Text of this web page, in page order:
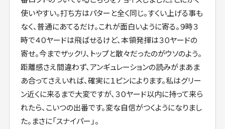
使いやすい。打ち方はパターと全く同じ。すくい上げる事も
なく、普通にあてるだけ。これが面白いように寄る。９時３
時で４０ヤードは飛ばせるけど、本領発揮は３０ヤードの
寄せ。今までザックリ、トップと散々だったのがウソのよう。
距離感さえ間違わず、アンギュレーションの読みがまあま
あ合ってさえいれば、確実に１ピンによります。私はグリー
ン近くに来るまで大変ですが、３０ヤード以内に持って来ら
れたら、こいつの出番です。変な自信がつくようになりまし
た。まさに「スナイパー」。